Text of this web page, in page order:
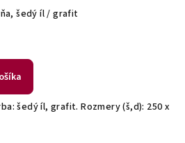
šedý íl / grafit
šedý íl, grafit. Rozmery (š,d): 250 x